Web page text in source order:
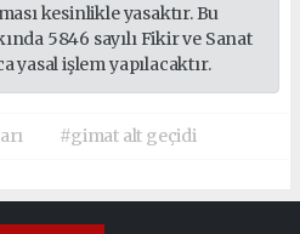
kesinlikle yasaktır. Bu
5846 sayılı Fikir ve Sanat
yasal işlem yapılacaktır.
#gimat alt geçidi